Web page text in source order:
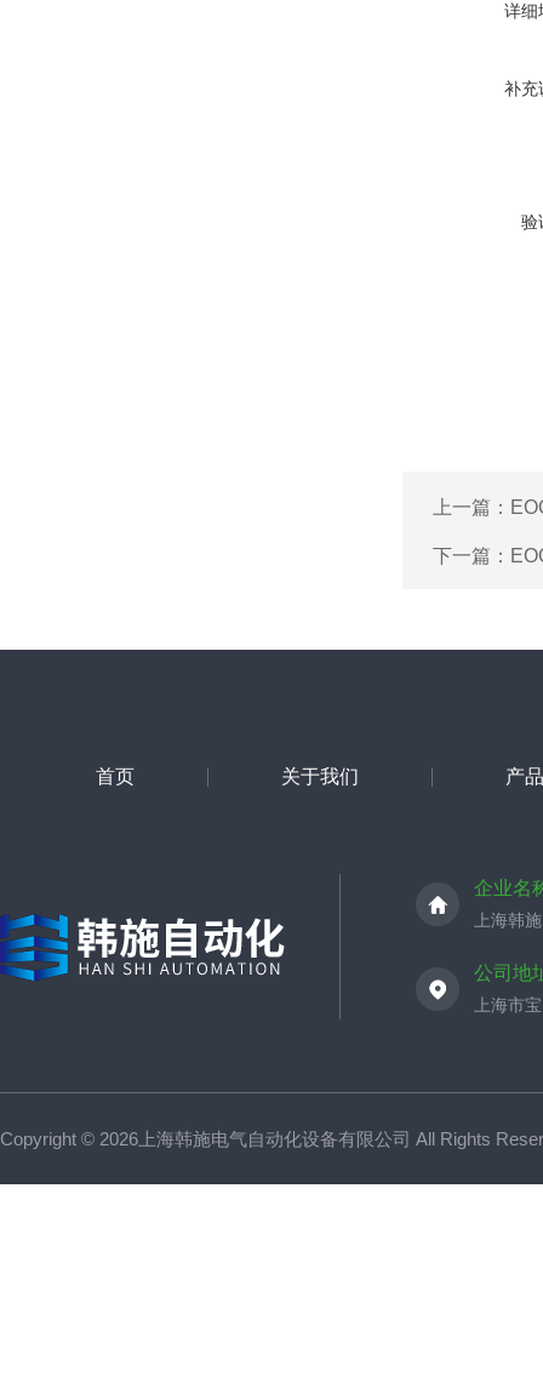
详细
补充
验
上一篇：
下一篇：
首页 关于我们 产
企业名
上海韩
公司地
上海市
Copyright © 2026上海韩施电气自动化设备有限公司 All Rights